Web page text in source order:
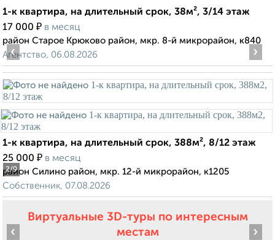
1-к квартира, на длительный срок, 38м², 3/14 этаж
17 000 ₽ в месяц
район Старое Крюково район, мкр. 8-й микрорайон, к840
Агентство, 06.08.2026
2/9
‹ ›
1-к квартира, на длительный срок, 388м², 8/12 этаж
25 000 ₽ в месяц
район Силино район, мкр. 12-й микрорайон, к1205
Собственник, 07.08.2026
Виртуальные 3D-туры по интересным
местам
‹ ›